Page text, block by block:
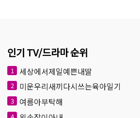
인기 TV/드라마 순위
1 세상에서제일예쁜내딸
2 미운우리새끼다시쓰는육아일기
3 여름아부탁해
4